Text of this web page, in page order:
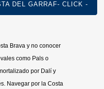
DEL GARRAF- CLICK -
Brava y no conocer
como Pals o
por Dalí y
Navegar por la Costa